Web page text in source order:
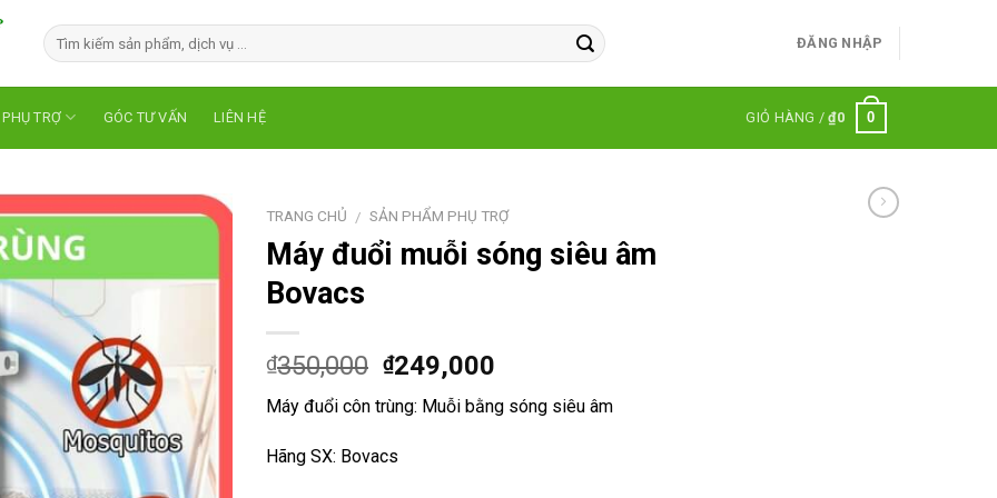
ĐĂNG NHẬP
TRỢ GÓC TƯ VẤN LIÊN HỆ GIỎ HÀNG /₫0 0
TRANG CHỦ / SẢN PHẨM PHỤ TRỢ
Máy đuổi muỗi sóng siêu âm
Bovacs
₫350,000 ₫249,000
Máy đuổi côn trùng: Muỗi bằng sóng siêu âm
Hãng SX: Bovacs